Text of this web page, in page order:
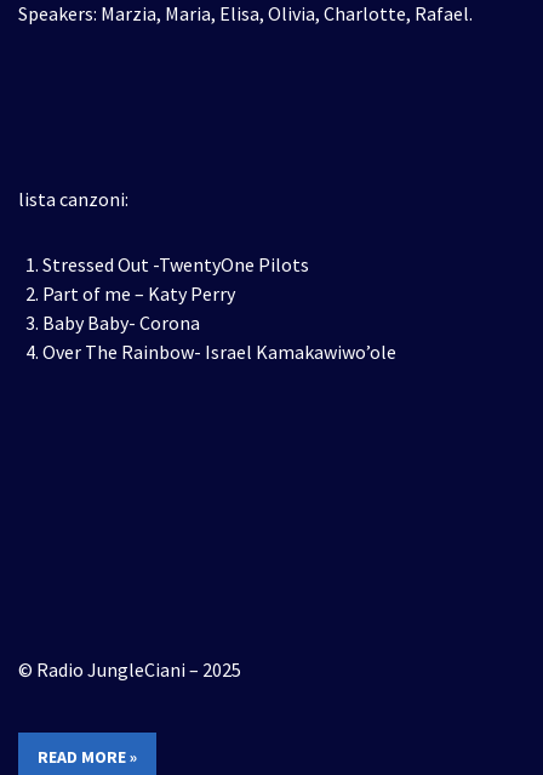
Speakers: Marzia, Maria, Elisa, Olivia, Charlotte, Rafael.
lista canzoni:
Stressed Out -TwentyOne Pilots
Part of me – Katy Perry
Baby Baby- Corona
Over The Rainbow- Israel Kamakawiwo’ole
© Radio JungleCiani – 2025
READ MORE »